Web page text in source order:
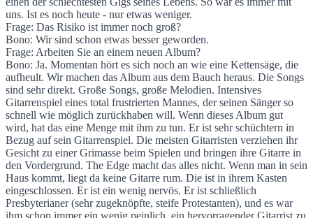
uns. Ist es noch heute - nur etwas weniger.
Frage: Das Risiko ist immer noch groß?
Bono: Wir sind schon etwas besser geworden.
Frage: Arbeiten Sie an einem neuen Album?
Bono: Ja. Momentan hört es sich noch an wie eine Kettensäge, die
aufheult. Wir machen das Album aus dem Bauch heraus. Die Songs
sind sehr direkt. Große Songs, große Melodien. Intensives
Gitarrenspiel eines total frustrierten Mannes, der seinen Sänger so
schnell wie möglich zurückhaben will. Wenn dieses Album gut
wird, hat das eine Menge mit ihm zu tun. Er ist sehr schüchtern in
Bezug auf sein Gitarrenspiel. Die meisten Gitarristen verziehen ihr
Gesicht zu einer Grimasse beim Spielen und bringen ihre Gitarre in
den Vordergrund. The Edge macht das alles nicht. Wenn man in sein
Haus kommt, liegt da keine Gitarre rum. Die ist in ihrem Kasten
eingeschlossen. Er ist ein wenig nervös. Er ist schließlich
Presbyterianer (sehr zugeknöpfte, steife Protestanten), und es war